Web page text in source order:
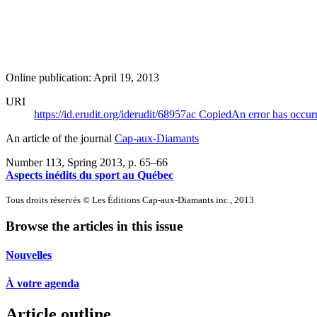
Online publication: April 19, 2013
URI
https://id.erudit.org/iderudit/68957ac CopiedAn error has
An article of the journal Cap-aux-Diamants
Number 113, Spring 2013, p. 65–66
Aspects inédits du sport au Québec
Tous droits réservés © Les Éditions Cap-aux-Diamants inc., 2013
Browse the articles in this issue
Nouvelles
À votre agenda